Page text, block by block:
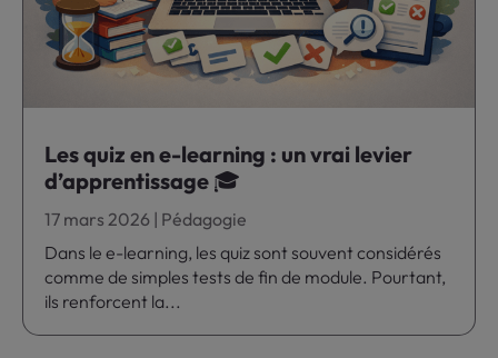
Les quiz en e-learning : un vrai levier
d’apprentissage 🎓
17 mars 2026 | Pédagogie
Dans le e-learning, les quiz sont souvent considérés
comme de simples tests de fin de module. Pourtant,
ils renforcent la...